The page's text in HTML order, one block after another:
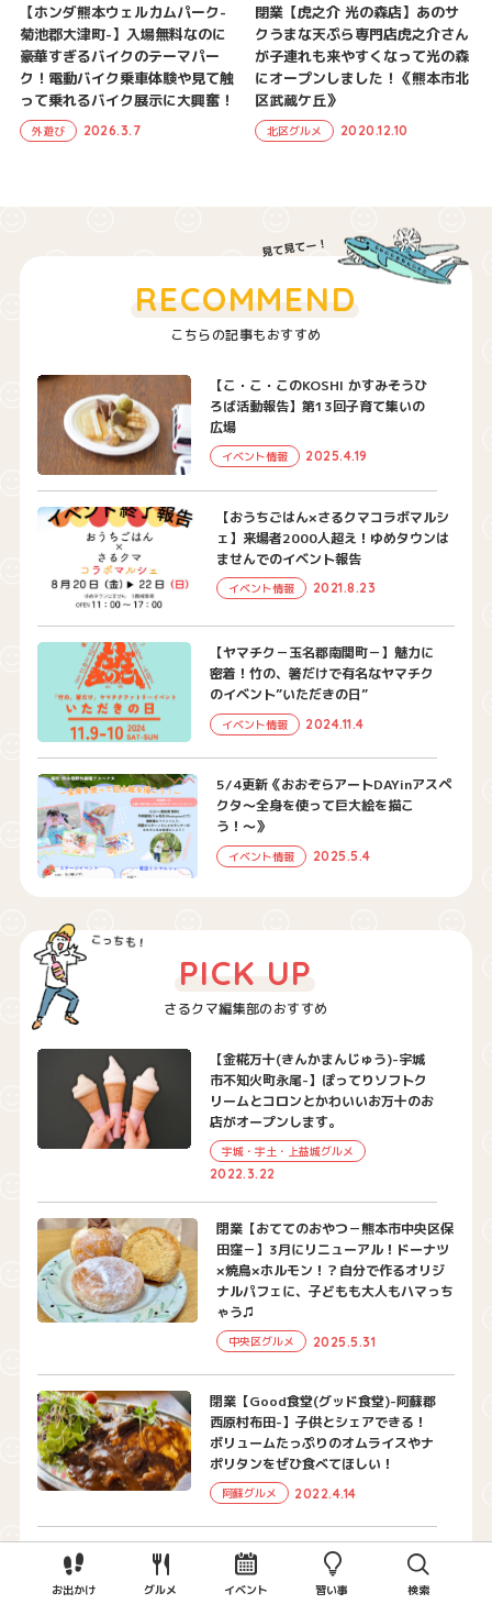
【ホンダ熊本ウェルカムパーク-
菊池郡大津町-】入場無料なのに
豪華すぎるバイクのテーマパー
ク！電動バイク乗車体験や見て触
って乗れるバイク展示に大興奮！
外遊び 2026.3.7
閉業【虎之介 光の森店】あのサ
クうまな天ぷら専門店虎之介さん
が子連れも来やすくなって光の森
にオープンしました！《熊本市北
区武蔵ケ丘》
北区グルメ 2020.12.10
こちらの記事もおすすめ
RECOMMEND
【こ・こ・このKOSHI かすみそうひ
ろば活動報告】第13回子育て集いの
広場
イベント情報 2025.4.19
【おうちごはん×さるクマコラボマルシ
ェ】来場者2000人超え！ゆめタウンは
ませんでのイベント報告
イベント情報 2021.8.23
【ヤマチク－玉名郡南関町－】魅力に
密着！竹の、箸だけで有名なヤマチク
のイベント”いただきの日”
イベント情報 2024.11.4
5/4更新《おおぞらアートDAYinアスペ
クタ〜全身を使って巨大絵を描こ
う！〜》
イベント情報 2025.5.4
さるクマ編集部のおすすめ
PICK UP
【金椛万十(きんかまんじゅう)-宇城
市不知火町永尾-】ぽってりソフトク
リームとコロンとかわいいお万十のお
店がオープンします。
宇城・宇土・上益城グルメ
2022.3.22
閉業【おててのおやつ－熊本市中央区保
田窪－】3月にリニューアル！ドーナツ
×焼鳥×ホルモン！？自分で作るオリジ
ナルパフェに、子どもも大人もハマっち
ゃう♫
中央区グルメ 2025.5.31
閉業【Good食堂(グッド食堂)-阿蘇郡
西原村布田-】子供とシェアできる！
ボリュームたっぷりのオムライスやナ
ポリタンをぜひ食べてほしい！
阿蘇グルメ 2022.4.14
【with soup(ウィズスープ)-玉名市築
地-】美容と健康に無添加スープはいか
が？2023年1月newopen!
お出かけ グルメ イベント 習い事 検索